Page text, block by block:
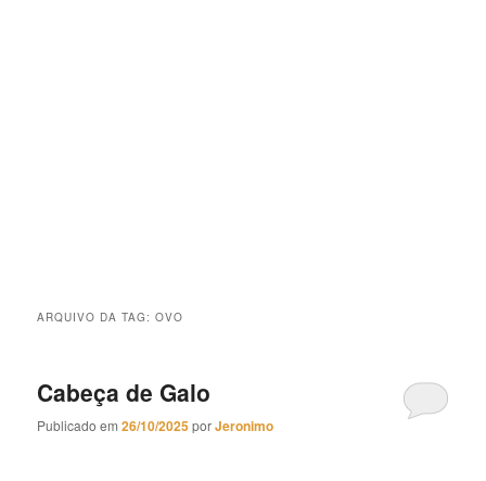
ARQUIVO DA TAG:OVO
Cabeça de Galo
Publicado em26/10/2025porJeronimo